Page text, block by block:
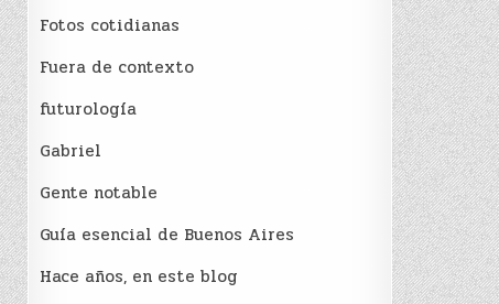
Fotos cotidianas
Fuera de contexto
futurología
Gabriel
Gente notable
Guía esencial de Buenos Aires
Hace años, en este blog